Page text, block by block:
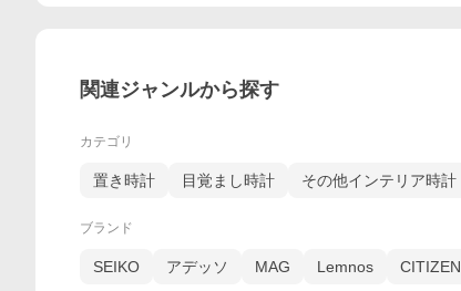
関連ジャンルから探す
カテゴリ
置き時計 目覚まし時計 その他インテリア時計
ブランド
SEIKO アデッソ MAG Lemnos CITIZEN